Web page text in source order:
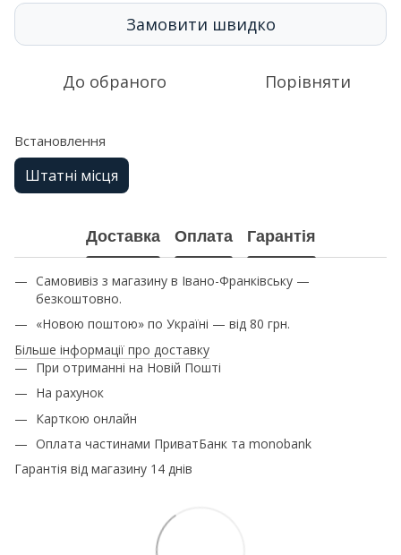
Замовити швидко
До обраного Порівняти
Встановлення
Штатні місця
Доставка Оплата Гарантія
Самовивіз з магазину в Івано-Франківську —
безкоштовно.
«Новою поштою» по Україні — від 80 грн.
Більше інформації про доставку
При отриманні на Новій Пошті
На рахунок
Карткою онлайн
Оплата частинами ПриватБанк та monobank
Гарантія від магазину 14 днів